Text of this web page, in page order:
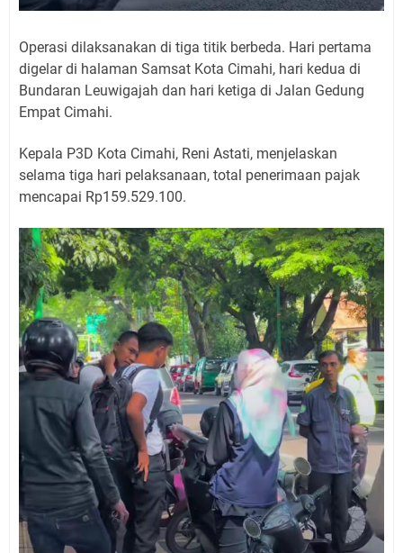
Operasi dilaksanakan di tiga titik berbeda. Hari pertama
digelar di halaman Samsat Kota Cimahi, hari kedua di
Bundaran Leuwigajah dan hari ketiga di Jalan Gedung
Empat Cimahi.
Kepala P3D Kota Cimahi, Reni Astati, menjelaskan
selama tiga hari pelaksanaan, total penerimaan pajak
mencapai Rp159.529.100.